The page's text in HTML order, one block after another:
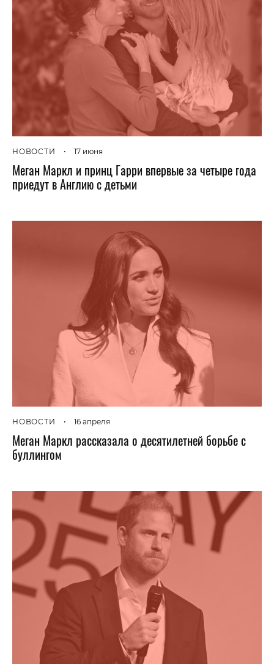
НОВОСТИ • 17 июня
Меган Маркл и принц Гарри впервые за четыре года
приедут в Англию с детьми
НОВОСТИ • 16 апреля
Меган Маркл рассказала о десятилетней борьбе с
буллингом